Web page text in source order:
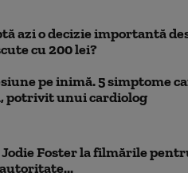
azi o decizie importantă
cu 200 lei?
pe inimă. 5 simptome
potrivit unui cardiolog
Jodie Foster la filmările
autoritate...